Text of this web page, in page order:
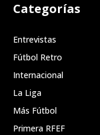
Categorías
Entrevistas
Fútbol Retro
Internacional
La Liga
Más Fútbol
Primera RFEF